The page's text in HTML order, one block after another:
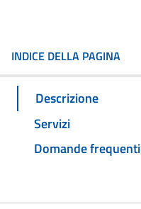
INDICE DELLA PAGINA
Descrizione
Servizi
Domande frequenti